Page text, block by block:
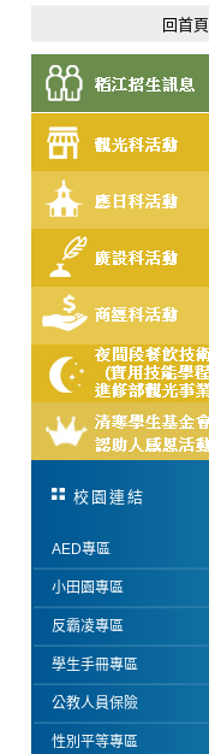
回首頁
校園連結
AED專區
小田園專區
反霸凌專區
學生手冊專區
公教人員保險
性別平等專區